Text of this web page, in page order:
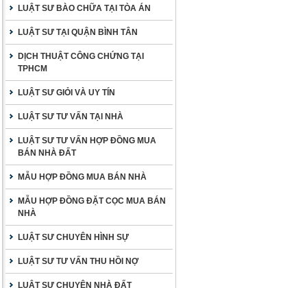
LUẬT SƯ BÀO CHỮA TẠI TÒA ÁN
LUẬT SƯ TẠI QUẬN BÌNH TÂN
DỊCH THUẬT CÔNG CHỨNG TẠI
TPHCM
LUẬT SƯ GIỎI VÀ UY TÍN
LUẬT SƯ TƯ VẤN TẠI NHÀ
LUẬT SƯ TƯ VẤN HỢP ĐỒNG MUA
BÁN NHÀ ĐẤT
MẪU HỢP ĐỒNG MUA BÁN NHÀ
MẪU HỢP ĐỒNG ĐẶT CỌC MUA BÁN
NHÀ
LUẬT SƯ CHUYÊN HÌNH SỰ
LUẬT SƯ TƯ VẤN THU HỒI NỢ
LUẬT SƯ CHUYÊN NHÀ ĐẤT